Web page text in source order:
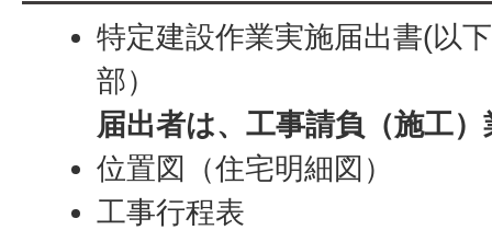
特定建設作業実施届出書(以
部）
届出者は、工事請負（施工
位置図（住宅明細図）
工事行程表